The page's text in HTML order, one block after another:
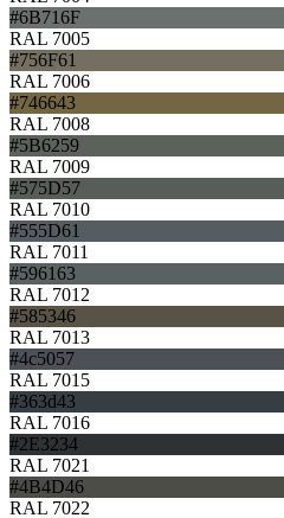
#6B716F
RAL 7005
#756F61
RAL 7006
#746643
RAL 7008
#5B6259
RAL 7009
#575D57
RAL 7010
#555D61
RAL 7011
#596163
RAL 7012
#585346
RAL 7013
#4c5057
RAL 7015
#363d43
RAL 7016
#2E3234
RAL 7021
#4B4D46
RAL 7022